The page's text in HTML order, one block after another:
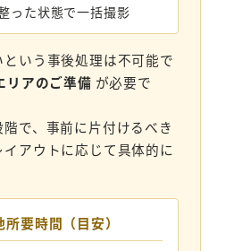
った状態で一括撮影
いう事後処理は不可能で
リアのご準備 が必要で
で、事前に片付けるべき
アウトに応じて具体的に
要時間（目安）